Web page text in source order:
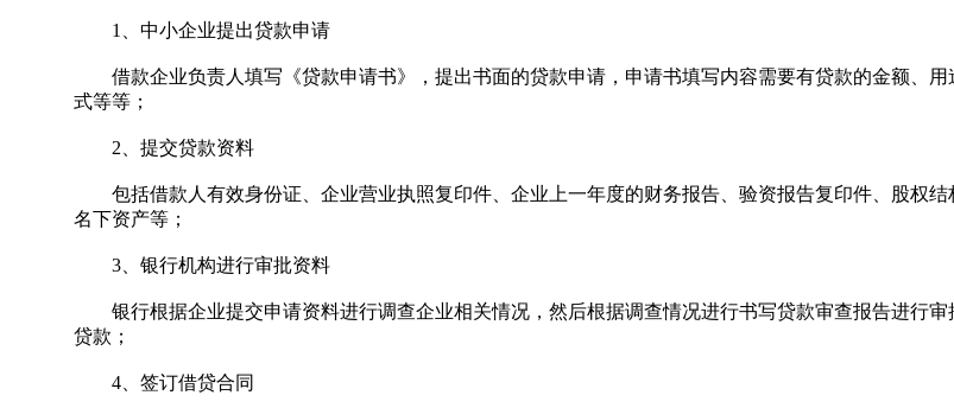
1、中小企业提出贷款申请
借款企业负责人填写《贷款申请书》，提出书面的贷款申请，申请书填写内容需要有贷款的金额、用
式等等；
2、提交贷款资料
包括借款人有效身份证、企业营业执照复印件、企业上一年度的财务报告、验资报告复印件、股权结
名下资产等；
3、银行机构进行审批资料
银行根据企业提交申请资料进行调查企业相关情况，然后根据调查情况进行书写贷款审查报告进行审
贷款；
4、签订借贷合同